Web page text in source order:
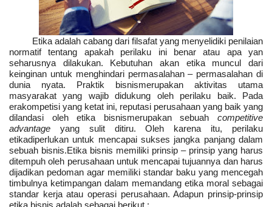
Etika adalah cabang dari filsafat yang menyelidiki penilaian
normatif tentang apakah perilaku ini benar atau apa yan
seharusnya dilakukan. Kebutuhan akan etika muncul dari
keinginan untuk menghindari permasalahan – permasalahan di
dunia nyata. Praktik bisnismerupakan aktivitas utama
masyarakat yang wajib didukung oleh perilaku baik. Pada
erakompetisi yang ketat ini, reputasi perusahaan yang baik yang
dilandasi oleh etika bisnismerupakan sebuah competitive
advantage yang sulit ditiru. Oleh karena itu, perilaku
etikadiperlukan untuk mencapai sukses jangka panjang dalam
sebuah bisnis.Etika bisnis memiliki prinsip – prinsip yang harus
ditempuh oleh perusahaan untuk mencapai tujuannya dan harus
dijadikan pedoman agar memiliki standar baku yang mencegah
timbulnya ketimpangan dalam memandang etika moral sebagai
standar kerja atau operasi perusahaan. Adapun prinsip-prinsip
etika bisnis adalah sebagai berikut :